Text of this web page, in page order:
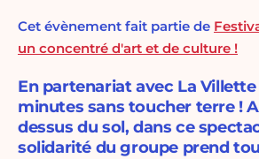
Cet évènement fait partie de
un concentré d'art et de culture !
En partenariat avec La
minutes sans toucher terre ! A
dessus du sol, dans ce
solidarité du groupe prend